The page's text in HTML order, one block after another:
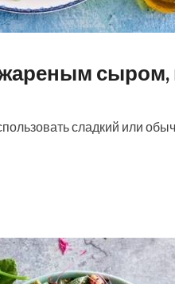
сыром,
сладкий или